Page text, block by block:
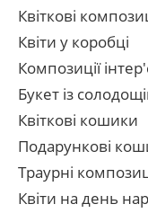
Квіткові
Квіти у коробці
Композиції
Букет із
Квіткові кошики
Подарункові
Траурні
Квіти на день